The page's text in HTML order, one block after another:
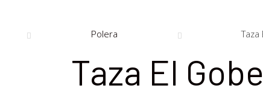
Polera
Taza El